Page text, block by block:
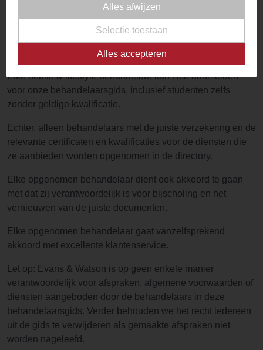
reclame voor behandelaars en een manier voor onze
klanten om hulp te zoeken waarna ze op zoek zijn.
Certificaten & Kwalificaties
Elke health & lifestyle behandelaar kan zich aanmelden
voor onze behandelaarsgids, inclusief studenten zelfs
zonder geldige kwalificatie.
Echter, alleen behandelaars met de juiste verzekering en de
relevante certificaten en kwalificaties voor de diensten die
ze aanbieden worden opgenomen in de directory.
Elke opgenomen behandelaar dient ook akkoord te gaan
met dat zij verantwoordelijk is voor bijscholing en het
vernieuwen van de juiste documenten.
Elke opgenomen behandelaar gaat vanzelfsprekend
akkoord met excellente klantenservice.
Let op: Evans & Watson is op geen enkele manier
verantwoordelijk voor afspraken, algemene voorwaarden of
diensten aangeboden door de behandelaars in deze
behandelaarsgids. Verder behouden we het recht iedereen
uit de gids te verwijderen als gemaakte afspraken niet
worden nageleefd.
Alles afwijzen
Selectie toestaan
Alles accepteren